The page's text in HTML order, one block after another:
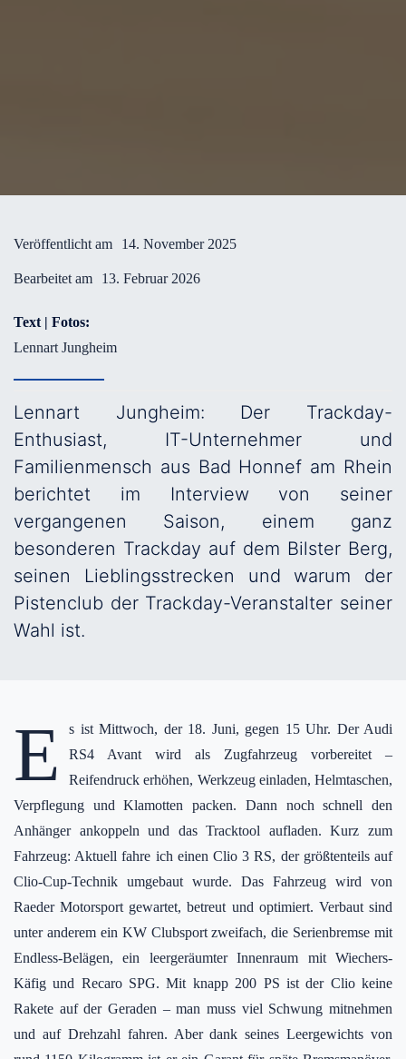
Lennart Jungheim: Der Trackday-
Enthusiast, IT-Unternehmer und
Familienmensch aus Bad Honnef am Rhein
berichtet im Interview von seiner
vergangenen Saison, einem ganz
besonderen Trackday auf dem Bilster Berg,
seinen Lieblingsstrecken und warum der
Pistenclub der Trackday-Veranstalter seiner
Wahl ist.
Veröffentlicht am 14. November 2025
Bearbeitet am 13. Februar 2026
Text | Fotos:
Lennart Jungheim
E
s ist Mittwoch, der 18. Juni, gegen 15 Uhr. Der Audi
RS4 Avant wird als Zugfahrzeug vorbereitet –
Reifendruck erhöhen, Werkzeug einladen, Helmtaschen,
Verpflegung und Klamotten packen. Dann noch schnell den
Anhänger ankoppeln und das Tracktool aufladen. Kurz zum
Fahrzeug: Aktuell fahre ich einen Clio 3 RS, der größtenteils auf
Clio-Cup-Technik umgebaut wurde. Das Fahrzeug wird von
Raeder Motorsport gewartet, betreut und optimiert. Verbaut sind
unter anderem ein KW Clubsport zweifach, die Serienbremse mit
Endless-Belägen, ein leergeräumter Innenraum mit Wiechers-
Käfig und Recaro SPG. Mit knapp 200 PS ist der Clio keine
Rakete auf der Geraden – man muss viel Schwung mitnehmen
und auf Drehzahl fahren. Aber dank seines Leergewichts von